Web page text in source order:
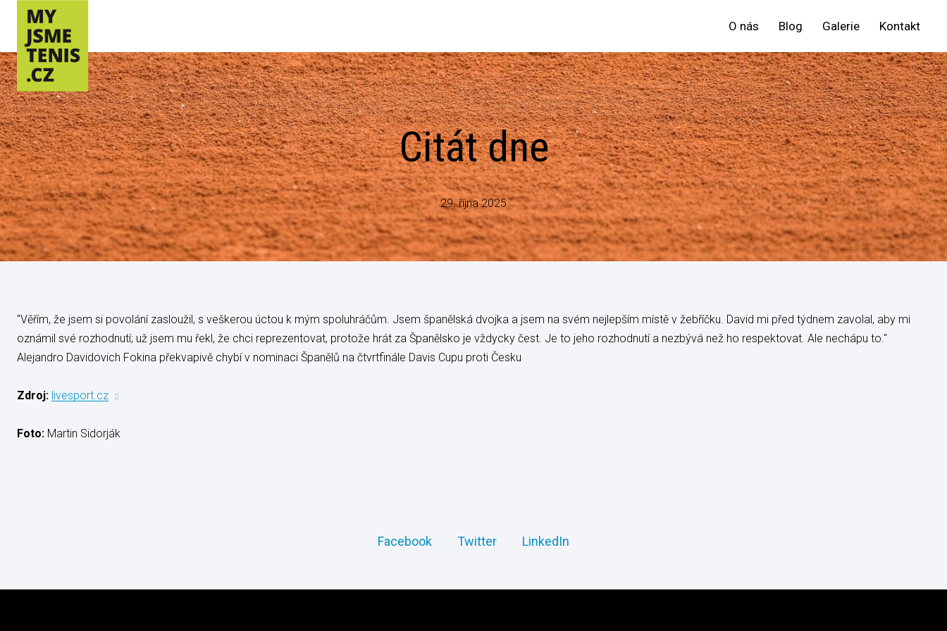
O nás Blog Galerie Kontakt
Citát dne
29. října 2025
"Věřím, že jsem si povolání zasloužil, s veškerou úctou k mým spoluhráčům. Jsem španělská dvojka a jsem na svém nejlepším místě v žebříčku. David mi před týdnem zavolal, aby mi
oznámil své rozhodnutí; už jsem mu řekl, že chci reprezentovat, protože hrát za Španělsko je vždycky čest. Je to jeho rozhodnutí a nezbývá než ho respektovat. Ale nechápu to."
Alejandro Davidovich Fokina překvapivě chybí v nominaci Španělů na čtvrtfinále Davis Cupu proti Česku
Zdroj: livesport.cz
Foto: Martin Sidorják
Facebook Twitter LinkedIn